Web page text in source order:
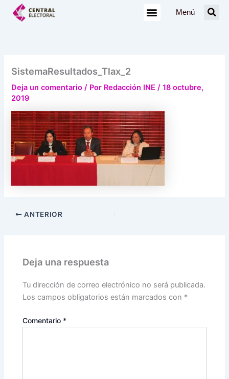
Menú
SistemaResultados_Tlax_2
Deja un comentario / Por Redacción INE/18 octubre,
2019
ANTERIOR
Deja una respuesta
Tu dirección de correo electrónico no será publicada.
Los campos obligatorios están marcados con *
Comentario *